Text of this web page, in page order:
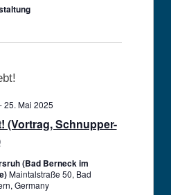
(Vortrag, Schnupper-
-25. Mai 2025
(Bad Berneck im
Maintalstraße 50, Bad
Germany